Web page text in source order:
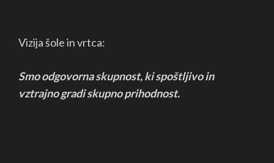
Vizija šole in vrtca:
Smo odgovorna skupnost, ki spoštljivo in
vztrajnogradi skupno prihodnost.